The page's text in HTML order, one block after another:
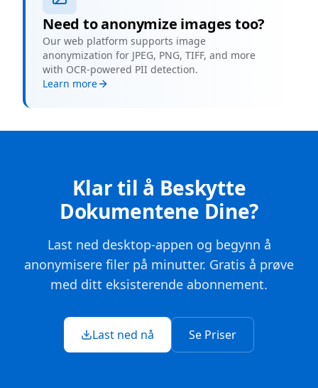
Need to anonymize images too?
Our web platform supports image
anonymization for JPEG, PNG, TIFF, and more
with OCR-powered PII detection.
Learn more
Klar til å Beskytte
Dokumentene Dine?
Last ned desktop-appen og begynn å
anonymisere filer på minutter. Gratis å prøve
med ditt eksisterende abonnement.
Last ned nå Se Priser